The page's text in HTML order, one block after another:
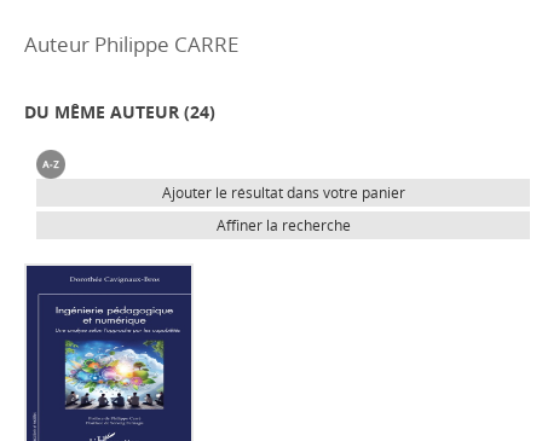
Auteur Philippe CARRE
DU MÊME AUTEUR (24)
Ajouter le résultat dans votre panier
Affiner la recherche